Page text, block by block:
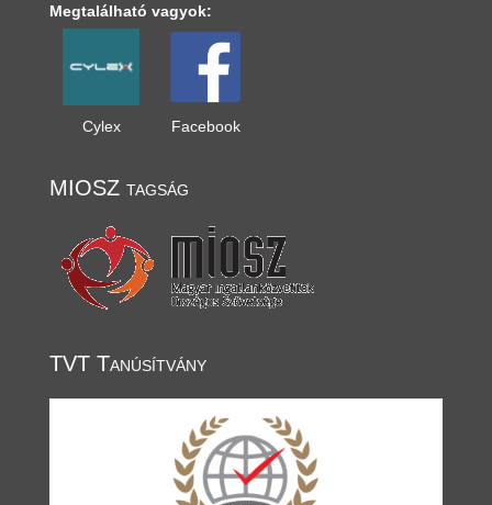
Megtalálható vagyok:
Cylex Facebook
MIOSZ tagság
TVT Tanúsítvány